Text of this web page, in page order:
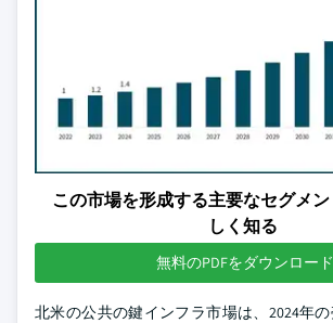
この市場を形成する主要なセグメ
しく知る
無料のPDFをダウンロード
北米の公共の鍵インフラ市場は、2024年